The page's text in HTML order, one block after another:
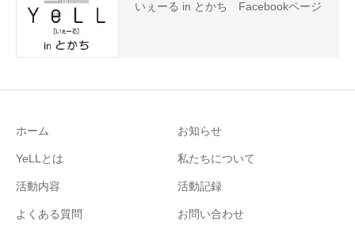
いぇーる in とかち Facebookページ
ホーム お知らせ
YeLLとは 私たちについて
活動内容 活動記録
よくある質問 お問い合わせ